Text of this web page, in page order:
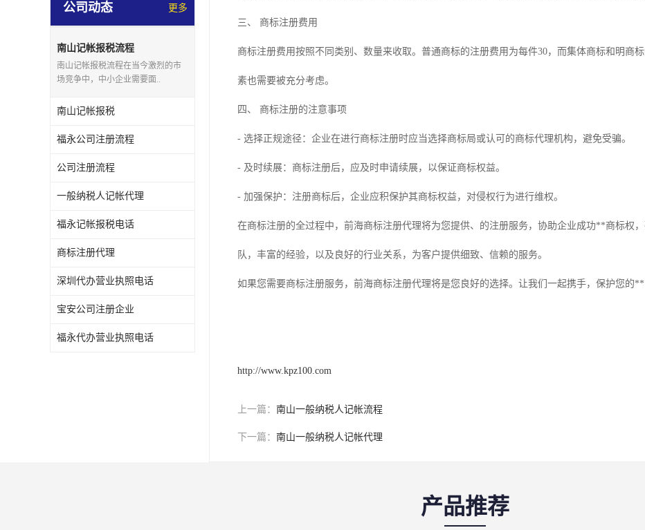
宝安西乡代理记帐
注册公司
代理记帐
深圳公司收购
财务顾问服务
财务顾问服务
财务合规风险管控
公司收购
创业补贴申请
深圳公司注销
进出口权办理
公司动态 更多
南山记帐报税流程
南山记帐报税流程在当今激烈的市
场竞争中，中小企业需要面..
南山记帐报税
福永公司注册流程
公司注册流程
一般纳税人记帐代理
福永记帐报税电话
商标注册代理
深圳代办营业执照电话
宝安公司注册企业
福永代办营业执照电话
三、 商标注册费用
商标注册费用按照不同类别、数量来收取。普通商标的注册费用为每件30，而集体商标和明商
素也需要被充分考虑。
四、 商标注册的注意事项
- 选择正规途径：企业在进行商标注册时应当选择商标局或认可的商标代理机构，避免受骗。
- 及时续展：商标注册后，应及时申请续展，以保证商标权益。
- 加强保护：注册商标后，企业应积保护其商标权益，对侵权行为进行维权。
在商标注册的全过程中，前海商标注册代理将为您提供、的注册服务，协助企业成功**商标权
队，丰富的经验，以及良好的行业关系，为客户提供细致、信赖的服务。
如果您需要商标注册服务，前海商标注册代理将是您良好的选择。让我们一起携手，保护您的**
http://www.kpz100.com
上一篇： 南山一般纳税人记帐流程
下一篇： 南山一般纳税人记帐代理
产品推荐